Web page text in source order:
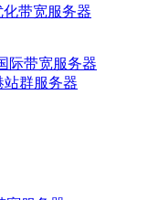
带宽服务器
际带宽服务器
站群服务器